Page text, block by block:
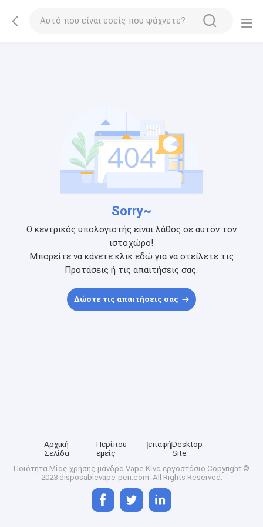
Sorry~
Ο κεντρικός υπολογιστής είναι λάθος σε αυτόν τον
ιστοχώρο!
Μπορείτε να κάνετε κλικ εδώ για να στείλετε τις
Προτάσεις ή τις απαιτήσεις σας.
Δώστε τις απαιτήσεις σας
Αρχική
Σελίδα
Περίπου
εμείς
επαφήDesktop
Site
Ποιότητα Μίας χρήσης μάνδρα Vape Κίνα εργοστάσιο.Copyright ©
2023 disposablevape-pen.com. All Rights Reserved.